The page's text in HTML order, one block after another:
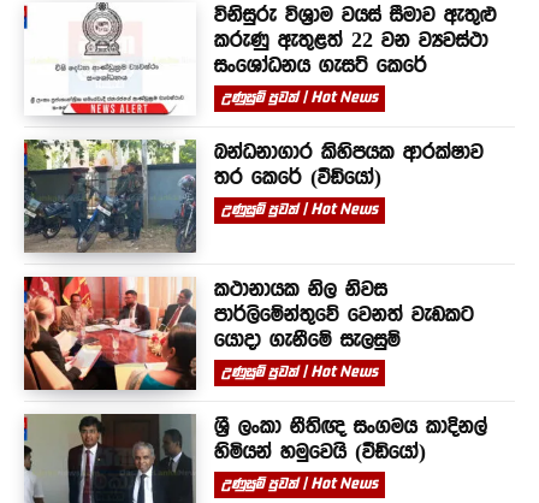
විනිසුරු විශ්‍රාම වයස් සීමාව ඇතුළු
කරුණු ඇතුළත් 22 වන ව්‍යවස්ථා
සංශෝධනය ගැසට් කෙරේ
උණුසුම් පුවත් | Hot News
බන්ධනාගාර කිහිපයක ආරක්ෂාව
තර කෙරේ (වීඩියෝ)
උණුසුම් පුවත් | Hot News
කථානායක නිල නිවස
පාර්ලිමේන්තුවේ වෙනත් වැඩකට
යොදා ගැනීමේ සැලසුම්
උණුසුම් පුවත් | Hot News
ශ්‍රී ලංකා නීතිඥ සංගමය කාදිනල්
හිමියන් හමුවෙයි (වීඩියෝ)
උණුසුම් පුවත් | Hot News